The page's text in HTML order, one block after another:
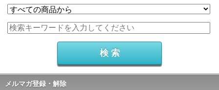
メルマガ登録・解除